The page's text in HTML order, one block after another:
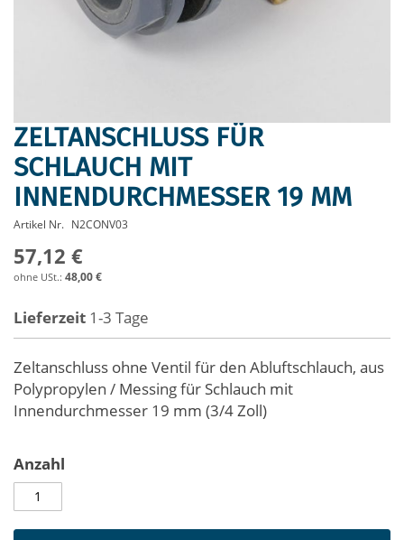
Zum
Anfang
der
Bildergalerie
springen
ZELTANSCHLUSS FÜR
SCHLAUCH MIT
INNENDURCHMESSER 19 MM
Artikel Nr. N2CONV03
57,12 €
48,00 €
Lieferzeit 1-3 Tage
Zeltanschluss ohne Ventil für den Abluftschlauch, aus
Polypropylen / Messing für Schlauch mit
Innendurchmesser 19 mm (3/4 Zoll)
Anzahl